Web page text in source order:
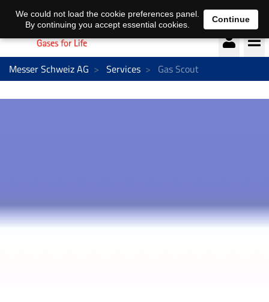
Deutsch français
Messer Schweiz AG Services Gas Scout
We could not load the cookie preferences panel.
By continuing you accept essential cookies.
Continue